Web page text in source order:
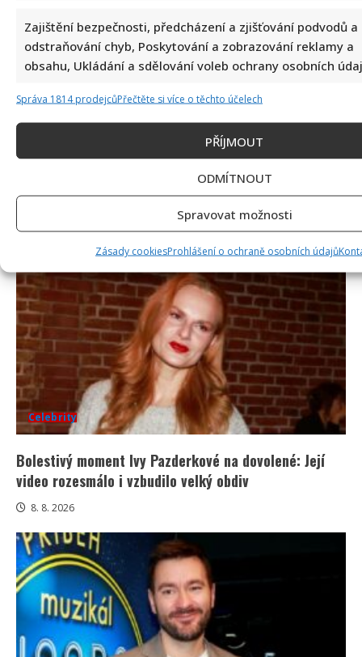
Zajištění bezpečnosti, předcházení a zjišťování podvodů a
odstraňování chyb, Poskytování a zobrazování reklamy a
obsahu, Ukládání a sdělování voleb ochrany osobních
Správa 1814 prodejcůPřečtěte si více o těchto účelech
PŘÍJMOUT
ODMÍTNOUT
Spravovat možnosti
Zásady cookiesProhlášení o ochraně osobních údajů
Jiří Dvořák o svém výjezdu na Ukrajinu, kde viděl
samé hrůzy: Češi si prý neváží toho, co mají
8. 8. 2026
Celebrity
Bolestivý moment Ivy Pazderkové na dovolené: Její
video rozesmálo i vzbudilo velký obdiv
8. 8. 2026